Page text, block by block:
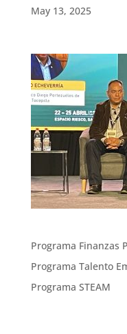
May 13, 2025
Programa Finanzas
Programa Talento
Programa STEAM